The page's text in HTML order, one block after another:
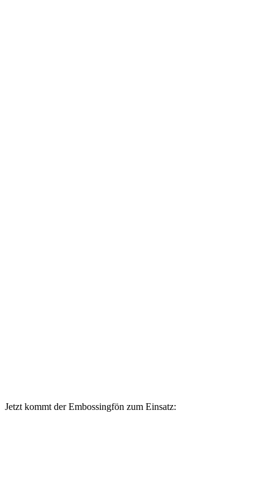
Jetzt kommt der Embossingfön zum Einsatz: